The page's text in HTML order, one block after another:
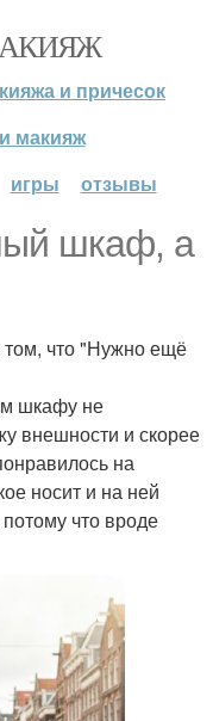
и причесок
макияж
игры отзывы
шкаф, а
что "Нужно ещё
шкафу не
внешности и скорее
на
носит и на ней
что вроде